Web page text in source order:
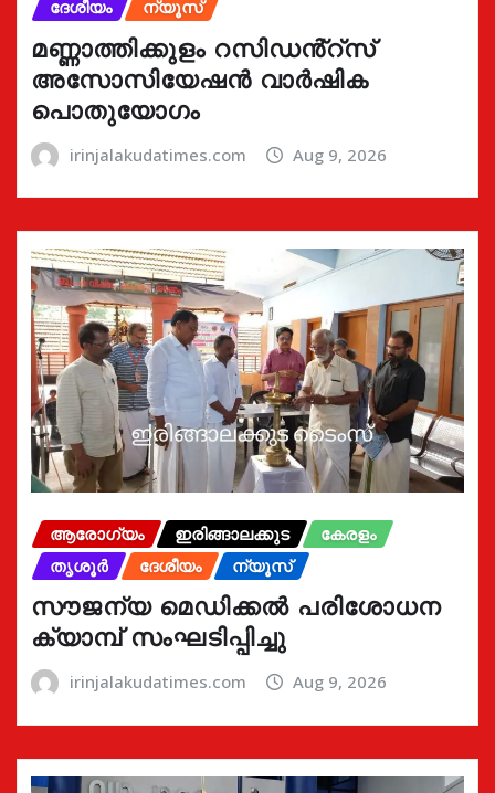
ദേശീയം ന്യൂസ്
മണ്ണാത്തിക്കുളം റസിഡൻ്റ്സ്
അസോസിയേഷൻ വാർഷിക
പൊതുയോഗം
irinjalakudatimes.com Aug 9, 2026
ആരോഗ്യം ഇരിങ്ങാലക്കുട
കേരളം
തൃശൂർ
ദേശീയം ന്യൂസ്
സൗജന്യ മെഡിക്കൽ പരിശോധന
ക്യാമ്പ് സംഘടിപ്പിച്ചു
irinjalakudatimes.com Aug 9, 2026